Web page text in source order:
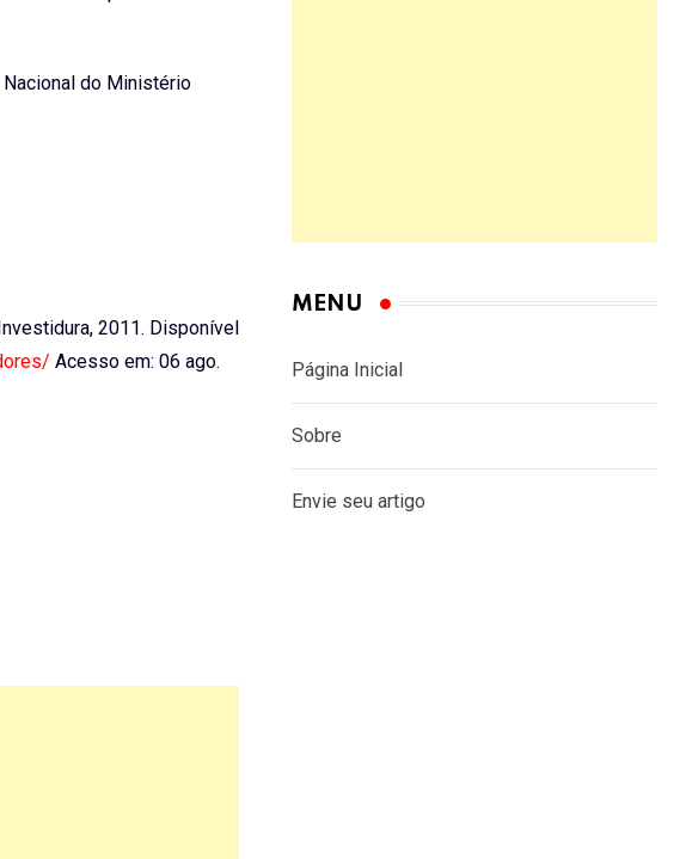
do Ministério
2011. Disponível
Acesso em: 06 ago.
MENU
Página Inicial
Sobre
Envie seu artigo